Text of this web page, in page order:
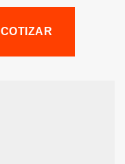
COTIZAR